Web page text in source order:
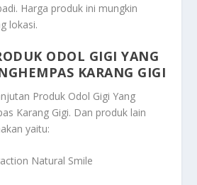
Harga produk ini mungkin
lokasi.
ODOL GIGI YANG
KARANG GIGI
Produk Odol Gigi Yang
Karang Gigi. Dan produk lain
yaitu:
Natural Smile